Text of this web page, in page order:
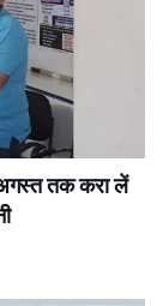
तक करा लें